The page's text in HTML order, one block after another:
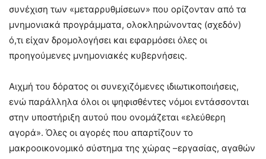
συνέχιση των «μεταρρυθμίσεων» που ορίζονταν από τα
μνημονιακά προγράμματα, ολοκληρώνοντας (σχεδόν)
ό,τι είχαν δρομολογήσει και εφαρμόσει όλες οι
προηγούμενες μνημονιακές κυβερνήσεις.
Αιχμή του δόρατος οι συνεχιζόμενες ιδιωτικοποιήσεις,
ενώ παράλληλα όλοι οι ψηφισθέντες νόμοι εντάσσονται
στην υποστήριξη αυτού που ονομάζεται «ελεύθερη
αγορά». Όλες οι αγορές που απαρτίζουν το
μακροοικονομικό σύστημα της χώρας –εργασίας, αγαθών